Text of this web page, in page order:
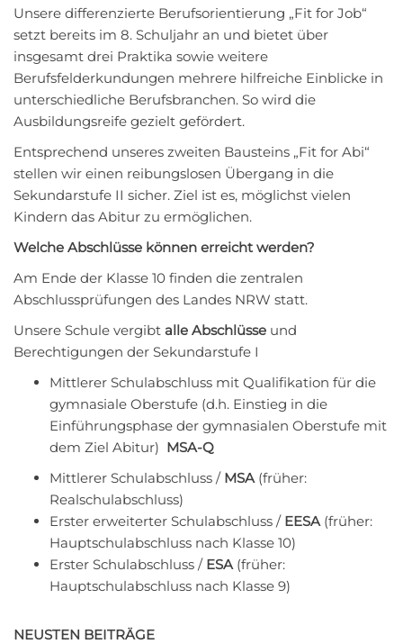
Unsere differenzierte Berufsorientierung „Fit for Job“
setzt bereits im 8. Schuljahr an und bietet über
insgesamt drei Praktika sowie weitere
Berufsfelderkundungen mehrere hilfreiche Einblicke in
unterschiedliche Berufsbranchen. So wird die
Ausbildungsreife gezielt gefördert.
Entsprechend unseres zweiten Bausteins „Fit for Abi“
stellen wir einen reibungslosen Übergang in die
Sekundarstufe II sicher. Ziel ist es, möglichst vielen
Kindern das Abitur zu ermöglichen.
Welche Abschlüsse können erreicht werden?
Am Ende der Klasse 10 finden die zentralen
Abschlussprüfungen des Landes NRW statt.
Unsere Schule vergibt alle Abschlüsse und
Berechtigungen der Sekundarstufe I
Mittlerer Schulabschluss mit Qualifikation für die
gymnasiale Oberstufe (d.h. Einstieg in die
Einführungsphase der gymnasialen Oberstufe mit
dem Ziel Abitur) MSA-Q
Mittlerer Schulabschluss / MSA(früher:
Realschulabschluss)
Erster erweiterter Schulabschluss / EESA(früher:
Hauptschulabschluss nach Klasse 10)
Erster Schulabschluss / ESA(früher:
Hauptschulabschluss nach Klasse 9)
NEUSTEN BEITRÄGE